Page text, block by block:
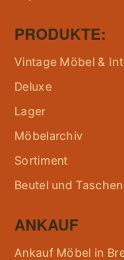
PRODUKTE:
Vintage Möbel &
Deluxe
Lager
Möbelarchiv
Sortiment
Beutel und Taschen
ANKAUF
Ankauf Möbel in